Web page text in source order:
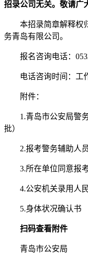
招录公司无关。敬请广
本招录简章解释权归
务青岛有限公司。
报名咨询电话：0532-
电话咨询时间：工作
附件：
1.青岛市公安局警务
批）
2.报考警务辅助人员
3.所在单位同意报
4.公安机关录用人民
5.身体状况确认书
扫码查看附件
青岛市公安局